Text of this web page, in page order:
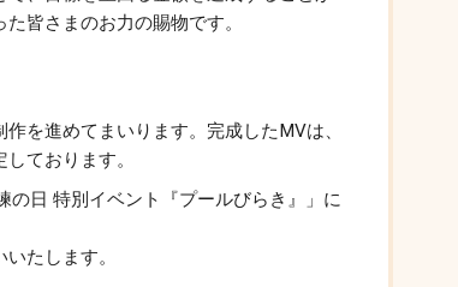
皆さまのお力の賜物です。
を進めてまいります。完成したMVは、
ております。
日 特別イベント『プールびらき』」に
たします。